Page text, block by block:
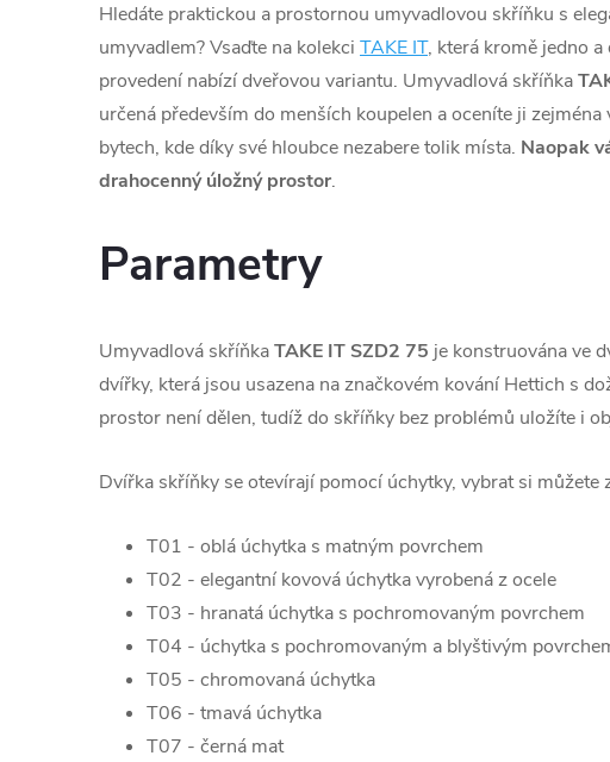
Hledáte praktickou a prostornou umyvadlovou skříňku s
umyvadlem? Vsaďte na kolekci TAKE IT, která kromě jedno
provedení nabízí dveřovou variantu. Umyvadlová skříňka
určená především do menších koupelen a oceníte ji zejména
bytech, kde díky své hloubce nezabere tolik místa. Naopak
drahocenný úložný prostor.
Parametry
Umyvadlová skříňkaTAKE IT SZD2 75 je konstruována ve
dvířky, která jsou usazena na značkovém kování Hettich s
prostor není dělen, tudíž do skříňky bez problémů uložíte i
Dvířka skříňky se otevírají pomocí úchytky, vybrat si můžete
T01 - oblá úchytka s matným povrchem
T02 - elegantní kovová úchytka vyrobená z ocele
T03 - hranatá úchytka s pochromovaným povrchem
T04 - úchytka s pochromovaným a blyštivým
T05 - chromovaná úchytka
T06 - tmavá úchytka
T07 - černá mat